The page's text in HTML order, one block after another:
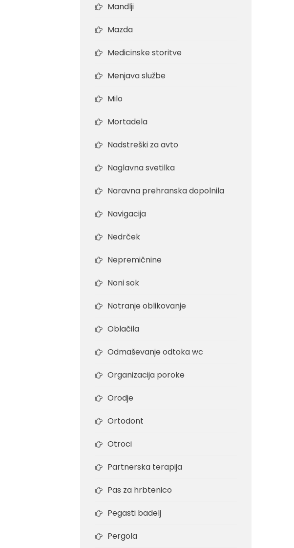
Mandlji
Mazda
Medicinske storitve
Menjava službe
Milo
Mortadela
Nadstreški za avto
Naglavna svetilka
Naravna prehranska dopolnila
Navigacija
Nedrček
Nepremičnine
Noni sok
Notranje oblikovanje
Oblačila
Odmaševanje odtoka wc
Organizacija poroke
Orodje
Ortodont
Otroci
Partnerska terapija
Pas za hrbtenico
Pegasti badelj
Pergola